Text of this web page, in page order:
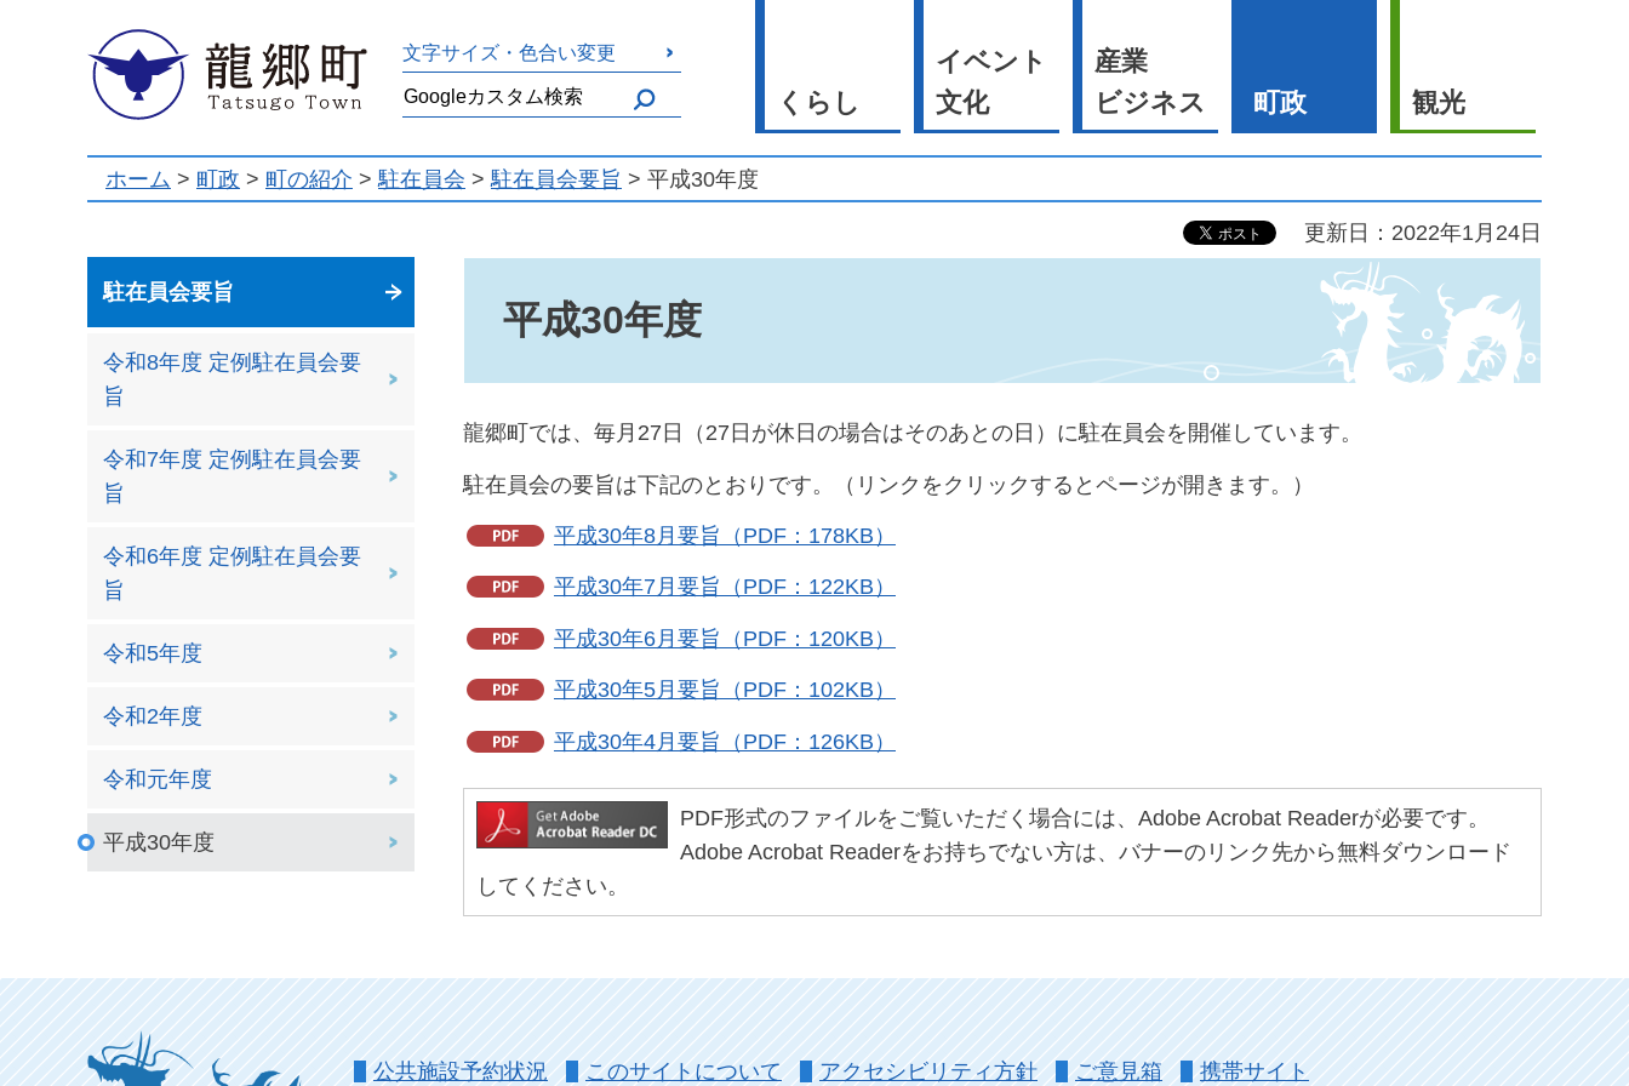
龍郷町 文字サイズ・色合い変更
くらし
イベント
文化
産業
ビジネス
町政 観光
ホーム > 町政 > 町の紹介 > 駐在員会 > 駐在員会要旨 > 平成30年度
更新日：2022年1月24日
駐在員会要旨
令和8年度 定例駐在員会要
旨
令和7年度 定例駐在員会要
旨
令和6年度 定例駐在員会要
旨
令和5年度
令和2年度
令和元年度
平成30年度
平成30年度
龍郷町では、毎月27日（27日が休日の場合はそのあとの日）に駐在員会を開催しています。
駐在員会の要旨は下記のとおりです。（リンクをクリックするとページが開きます。）
平成30年8月要旨（PDF：178KB）
平成30年7月要旨（PDF：122KB）
平成30年6月要旨（PDF：120KB）
平成30年5月要旨（PDF：102KB）
平成30年4月要旨（PDF：126KB）
PDF形式のファイルをご覧いただく場合には、Adobe Acrobat Readerが必要です。
Adobe Acrobat Readerをお持ちでない方は、バナーのリンク先から無料ダウンロード
してください。
公共施設予約状況 このサイトについて アクセシビリティ方針 ご意見箱 携帯サイト